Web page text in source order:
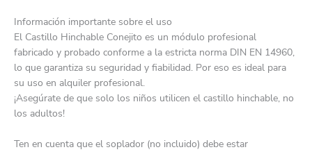
Información importante sobre el uso
El Castillo Hinchable Conejito es un módulo profesional
fabricado y probado conforme a la estricta norma DIN EN 14960,
lo que garantiza su seguridad y fiabilidad. Por eso es ideal para
su uso en alquiler profesional.
¡Asegúrate de que solo los niños utilicen el castillo hinchable, no
los adultos!
Ten en cuenta que el soplador (no incluido) debe estar